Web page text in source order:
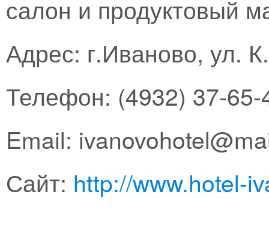
салон и продуктовый
Адрес: г.Иваново, ул.
Телефон: (4932) 37-65-
Email:
Сайт: http://www.hotel-